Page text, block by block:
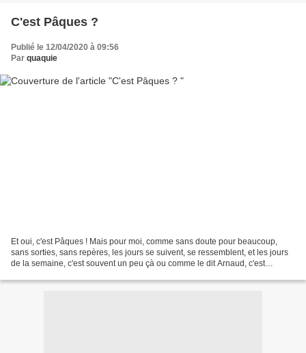
C'est Pâques ?
Publié le 12/04/2020 à 09:56
Par quaquie
Et oui, c'est Pâques ! Mais pour moi, comme sans doute pour beaucoup,
sans sorties, sans repères, les jours se suivent, se ressemblent, et les jours
de la semaine, c'est souvent un peu çà ou comme le dit Arnaud, c'est